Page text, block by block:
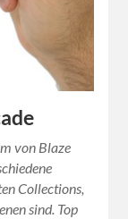
von Blaze
Collections,
sind. Top